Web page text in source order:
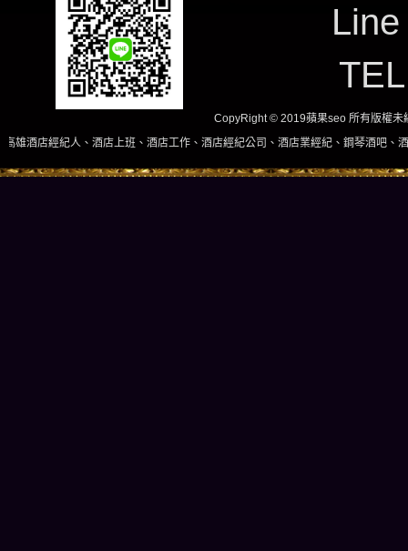
CopyRight © 2019蘋果seo 所有版權未
酒店上班、酒店工作、酒店經紀公司、酒店業經紀、鋼琴酒吧、酒店小姐、